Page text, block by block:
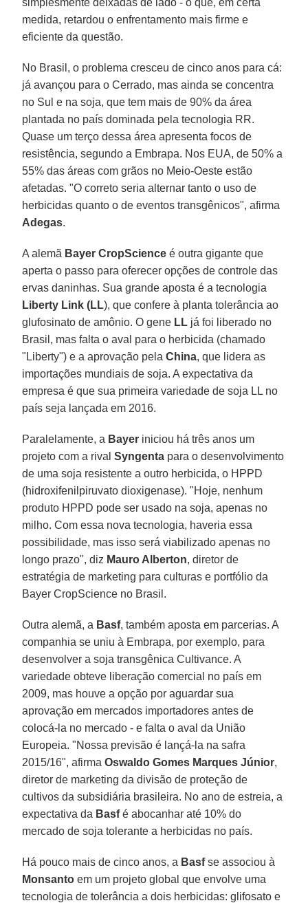
medida, retardou o enfrentamento mais firme e
eficiente da questão.
No Brasil, o problema cresceu de cinco anos para cá:
já avançou para o Cerrado, mas ainda se concentra
no Sul e na soja, que tem mais de 90% da área
plantada no país dominada pela tecnologia RR.
Quase um terço dessa área apresenta focos de
resistência, segundo a Embrapa. Nos EUA, de 50% a
55% das áreas com grãos no Meio-Oeste estão
afetadas. "O correto seria alternar tanto o uso de
herbicidas quanto o de eventos transgênicos", afirma
Adegas.
A alemã Bayer CropScience é outra gigante que
aperta o passo para oferecer opções de controle das
ervas daninhas. Sua grande aposta é a tecnologia
Liberty Link (LL), que confere à planta tolerância ao
glufosinato de amônio. O gene LL já foi liberado no
Brasil, mas falta o aval para o herbicida (chamado
"Liberty") e a aprovação pelaChina, que lidera as
importações mundiais de soja. A expectativa da
empresa é que sua primeira variedade de soja LL no
país seja lançada em 2016.
Paralelamente, a Bayer iniciou há três anos um
projeto com a rivalSyngenta para o desenvolvimento
de uma soja resistente a outro herbicida, o HPPD
(hidroxifenilpiruvato dioxigenase). "Hoje, nenhum
produto HPPD pode ser usado na soja, apenas no
milho. Com essa nova tecnologia, haveria essa
possibilidade, mas isso será viabilizado apenas no
longo prazo", diz Mauro Alberton, diretor de
estratégia de marketing para culturas e portfólio da
Bayer CropScience no Brasil.
Outra alemã, a Basf, também aposta em parcerias. A
companhia se uniu à Embrapa, por exemplo, para
desenvolver a soja transgênica Cultivance. A
variedade obteve liberação comercial no país em
2009, mas houve a opção por aguardar sua
aprovação em mercados importadores antes de
colocá-la no mercado - e falta o aval da União
Europeia. "Nossa previsão é lançá-la na safra
2015/16", afirmaOswaldo Gomes Marques Júnior,
diretor de marketing da divisão de proteção de
cultivos da subsidiária brasileira. No ano de estreia, a
expectativa da Basfé abocanhar até 10% do
mercado de soja tolerante a herbicidas no país.
Há pouco mais de cinco anos, a Basfse associou à
Monsanto em um projeto global que envolve uma
tecnologia de tolerância a dois herbicidas: glifosato e